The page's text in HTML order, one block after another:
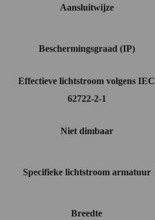
Aansluitwijze
Beschermingsgraad (IP)
Effectieve lichtstroom volgens IEC
62722-2-1
Niet dimbaar
Specifieke lichtstroom armatuur
Breedte